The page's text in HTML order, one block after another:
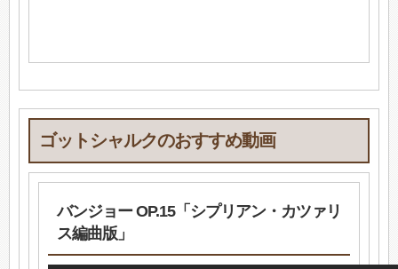
ゴットシャルクのおすすめ動画
バンジョー OP.15「シプリアン・カツァリ
ス編曲版」